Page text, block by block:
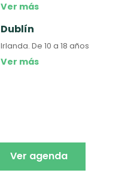
Ver más
Dublín
Irlanda.De 10 a 18 años
Ver más
Ver agenda